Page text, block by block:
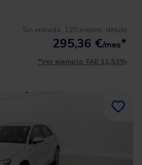
Sin entrada, 120 meses, desde
295,36 €/mes*
*Ver ejemplo TAE 11,53%